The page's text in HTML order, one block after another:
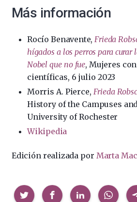
Más información
Rocío Benavente, Frieda
hígados a los perros para curar
Nobel que no fue, Mujeres
científicas, 6 julio 2023
Morris A. Pierce, Frieda
History of the Campuses
University of Rochester
Wikipedia
Edición realizada por Marta
Compartir